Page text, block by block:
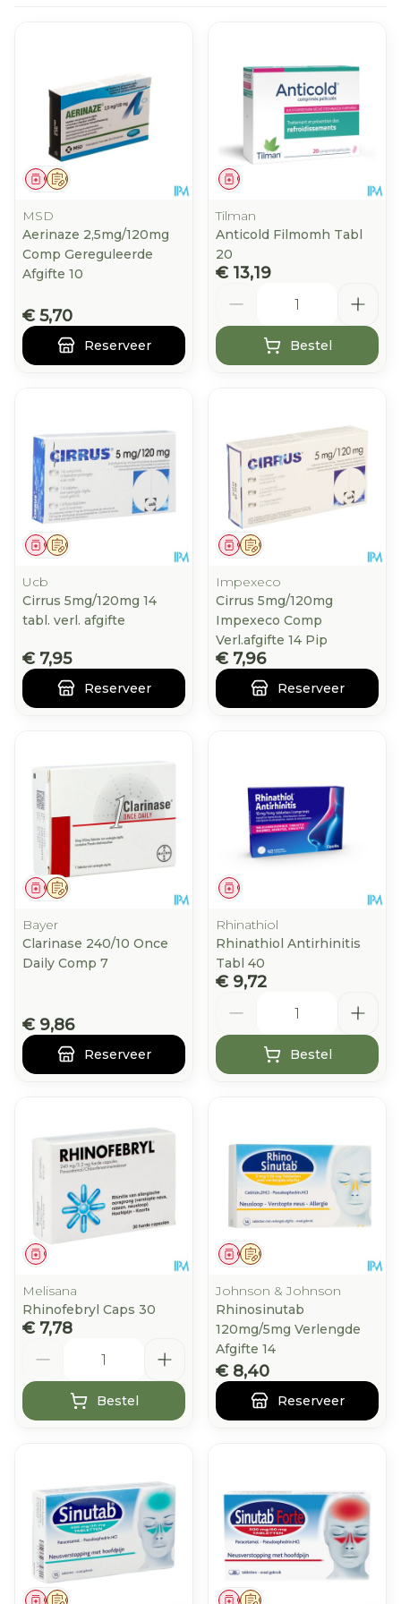
Op voorschrift
Geneesmiddel
MSD
Aerinaze 2,5mg/120mg
Comp Gereguleerde
Afgifte 10
€ 5,70
Reserveer
Geneesmiddel
Tilman
Anticold Filmomh Tabl
20
€ 13,19
Bestel
Op voorschrift
Geneesmiddel
Ucb
Cirrus 5mg/120mg 14
tabl. verl. afgifte
€ 7,95
Reserveer
Op voorschrift
Geneesmiddel
Impexeco
Cirrus 5mg/120mg
Impexeco Comp
Verl.afgifte 14 Pip
€ 7,96
Reserveer
Op voorschrift
Geneesmiddel
Bayer
Clarinase 240/10 Once
Daily Comp 7
€ 9,86
Reserveer
Geneesmiddel
Rhinathiol
Rhinathiol Antirhinitis
Tabl 40
€ 9,72
Bestel
Geneesmiddel
Melisana
Rhinofebryl Caps 30
€ 7,78
Bestel
Op voorschrift
Geneesmiddel
Johnson & Johnson
Rhinosinutab
120mg/5mg Verlengde
Afgifte 14
€ 8,40
Reserveer
Op voorschrift
Geneesmiddel Op voorschrift
Geneesmiddel